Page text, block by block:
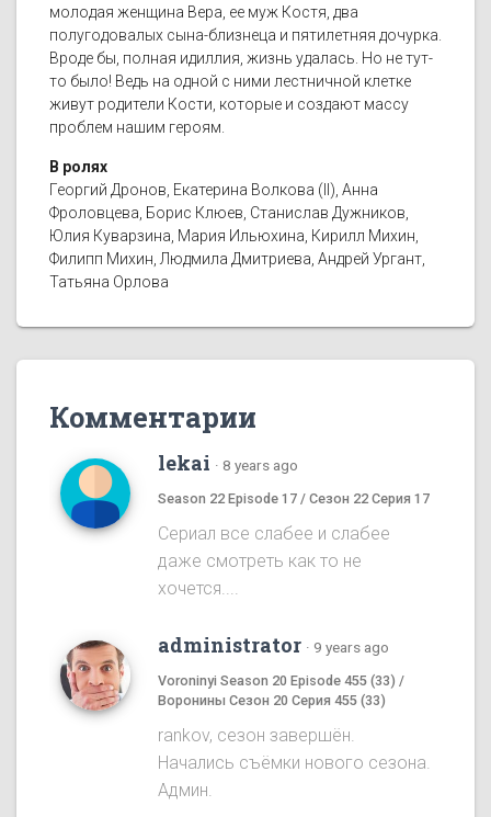
молодая женщина Вера, ее муж Костя, два
полугодовалых сына-близнеца и пятилетняя дочурка.
Вроде бы, полная идиллия, жизнь удалась. Но не тут-
то было! Ведь на одной с ними лестничной клетке
живут родители Кости, которые и создают массу
проблем нашим героям.
В ролях
Георгий Дронов, Екатерина Волкова (II), Анна
Фроловцева, Борис Клюев, Станислав Дужников,
Юлия Куварзина, Мария Ильюхина, Кирилл Михин,
Филипп Михин, Людмила Дмитриева, Андрей Ургант,
Татьяна Орлова
Комментарии
lekai · 8 years ago
Season 22 Episode 17 / Сезон 22 Серия 17
Сериал все слабее и слабее
даже смотреть как то не
хочется....
administrator · 9 years ago
Voroninyi Season 20 Episode 455 (33) /
Воронины Сезон 20 Серия 455 (33)
rankov, сезон завершён.
Начались съёмки нового сезона.
Админ.